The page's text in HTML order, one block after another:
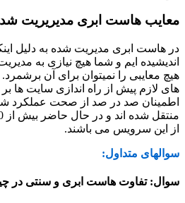
معایب هاست ابری مدیریریت
در هاست ابری مدیریت شده به دلیل
اندیشیده ایم و شما هیچ نیازی به
هیچ معایبی را نمیتوان برای آن
های لازم پیش از راه اندازی سایت ها
اطمینان صد در صد از صحت عملکرد
از این سرویس می باشند.
سوالهای متداول:
سوال: تفاوت هاست ابری و سنتی در